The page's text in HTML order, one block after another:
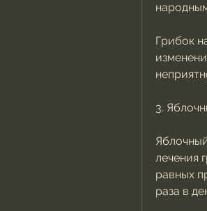
Грибок
3.
лечения
равных
раза в